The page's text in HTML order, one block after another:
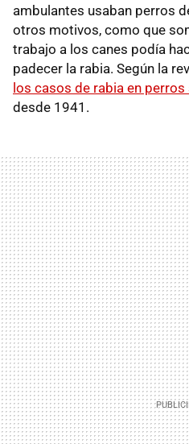
ambulantes usaban perros
otros motivos, como que
trabajo a los canes podía
padecer la rabia. Según la
los casos de rabia en
desde 1941.